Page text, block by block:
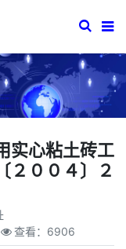
实心粘土砖工
２００４〕２
查看： 6906